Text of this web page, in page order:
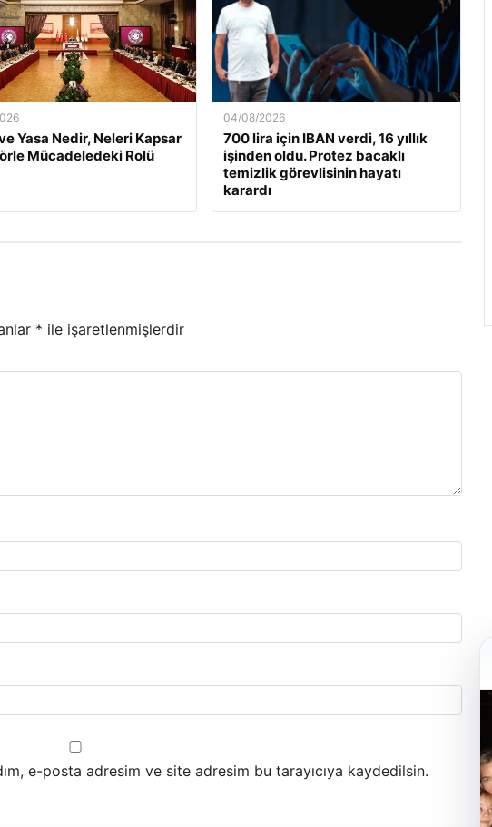
Yasa Nedir, Neleri Kapsar
Mücadeledeki Rolü
04/08/2026
700 lira için IBAN verdi, 16 yıllık
işinden oldu. Protez bacaklı
temizlik görevlisinin hayatı
karardı
* ile işaretlenmişlerdir
e-posta adresim ve site adresim bu tarayıcıya kaydedilsin.